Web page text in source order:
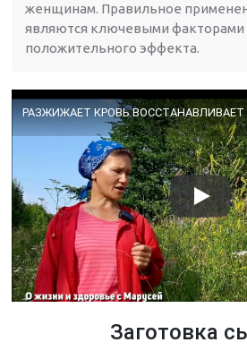
женщинам. Правильное
являются ключевыми факторами
положительного эффекта.
Заготовка